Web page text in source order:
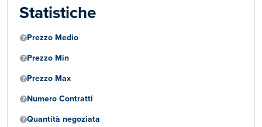
Statistiche
Prezzo Medio
Prezzo Min
Prezzo Max
Numero Contratti
Quantità negoziata